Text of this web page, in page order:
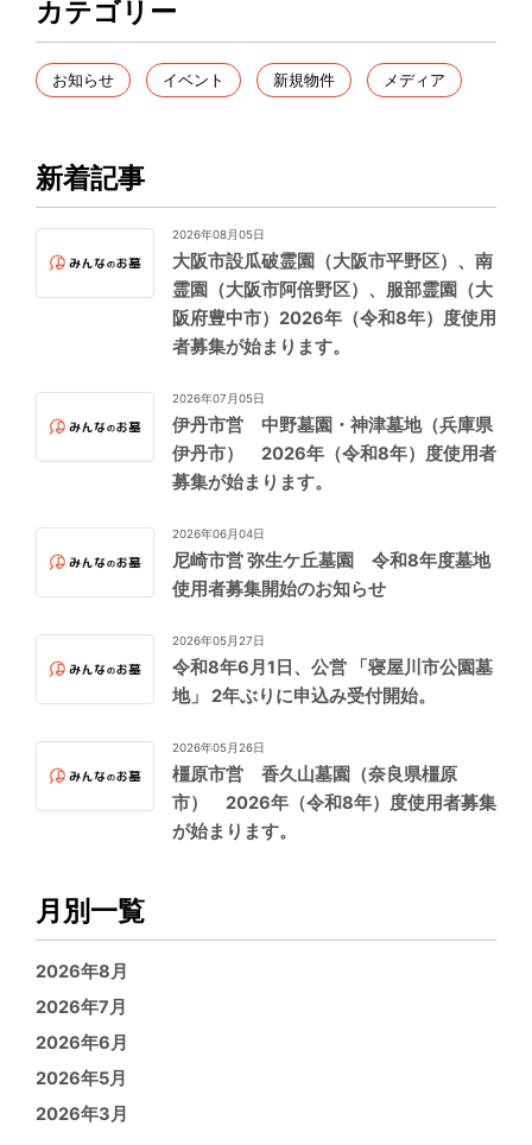
カテゴリー
お知らせ イベント 新規物件 メディア
新着記事
2026年08月05日
大阪市設瓜破霊園（大阪市平野区）、南
霊園（大阪市阿倍野区）、服部霊園（大
阪府豊中市）2026年（令和8年）度使用
者募集が始まります。
2026年07月05日
伊丹市営 中野墓園・神津墓地（兵庫県
伊丹市） 2026年（令和8年）度使用者
募集が始まります。
2026年06月04日
尼崎市営 弥生ケ丘墓園 令和8年度墓地
使用者募集開始のお知らせ
2026年05月27日
令和8年6月1日、公営 「寝屋川市公園墓
地」 2年ぶりに申込み受付開始。
2026年05月26日
橿原市営 香久山墓園（奈良県橿原
市） 2026年（令和8年）度使用者募集
が始まります。
月別一覧
2026年8月
2026年7月
2026年6月
2026年5月
2026年3月